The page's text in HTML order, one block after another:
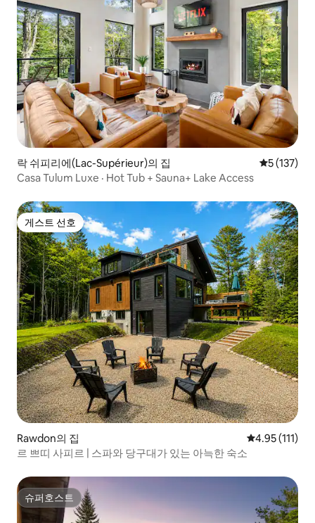
락 쉬피리에(Lac-Supérieur)의 집 평점 5점(5
5 (137)
Casa Tulum Luxe · Hot Tub + Sauna+ Lake Access
게스트 선호
게스트 선호
Rawdon의 집 평점 4.95점(5
4.95 (111)
르 쁘띠 사피르 | 스파와 당구대가 있는 아늑한 숙소
슈퍼호스트
슈퍼호스트